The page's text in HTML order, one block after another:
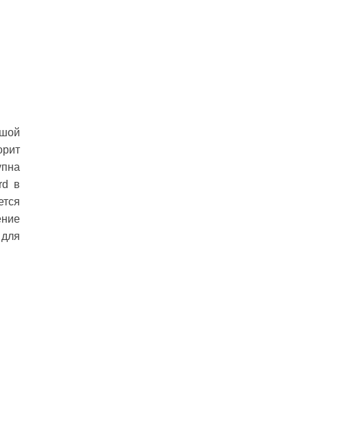
в